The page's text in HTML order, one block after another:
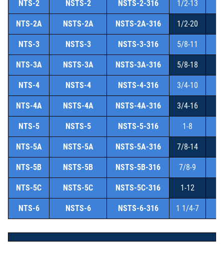
NTS-2 NSTS-2 NSTS-2-316 1/2-13
NTS-2A NSTS-2A NSTS-2A-316 1/2-20
NTS-3 NSTS-3 NSTS-3-316 5/8-11
NTS-3A NSTS-3A NSTS-3A-316 5/8-18
NTS-4 NSTS-4 NSTS-4-316 3/4-10
NTS-4A NSTS-4A NSTS-4A-316 3/4-16
NTS-5 NSTS-5 NSTS-5-316 1-8
NTS-5A NSTS-5A NSTS-5A-316 7/8-14
NTS-5B NSTS-5B NSTS-5B-316 7/8-9
NTS-5C NSTS-5C NSTS-5C-316 1-12
NTS-6 NSTS-6 NSTS-6-316 1 1/4-7